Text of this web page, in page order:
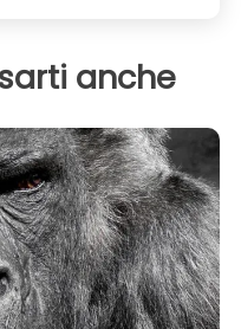
anche